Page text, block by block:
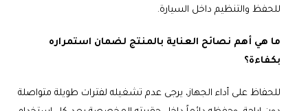
للحفظ والتنظيم داخل السيارة.
ما هي أهم نصائح العناية بالمنتج لضمان استمراره
بكفاءة؟
للحفاظ على أداء الجهاز، يرجى عدم تشغيله لفترات طويلة متواصلة